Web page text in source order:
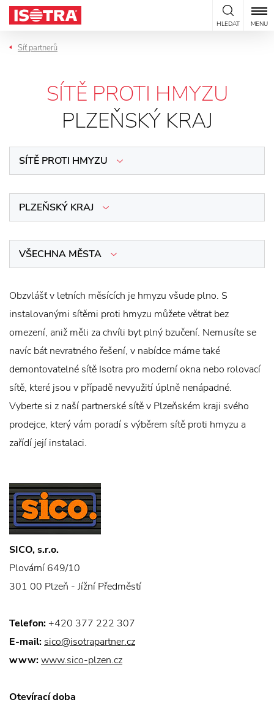
Přeskočit na obsah
HLEDAT MENU
Síť partnerů
SÍTĚ PROTI HMYZU
PLZEŇSKÝ KRAJ
SÍTĚ PROTI HMYZU
PLZEŇSKÝ KRAJ
VŠECHNA MĚSTA
Obzvlášť v letních měsících je hmyzu všude plno. S
instalovanými sítěmi proti hmyzu můžete větrat bez
omezení, aniž měli za chvíli byt plný bzučení. Nemusíte se
navíc bát nevratného řešení, v nabídce máme také
demontovatelné sítě Isotra pro moderní okna nebo rolovací
sítě, které jsou v případě nevyužití úplně nenápadné.
Vyberte si z naší partnerské sítě v Plzeňském kraji svého
prodejce, který vám poradí s výběrem sítě proti hmyzu a
zařídí její instalaci.
SICO, s.r.o.
Plovární 649/10
301 00 Plzeň - Jížní Předměstí
Telefon: +420 377 222 307
E-mail: sico@isotrapartner.cz
www:www.sico-plzen.cz
Otevírací doba